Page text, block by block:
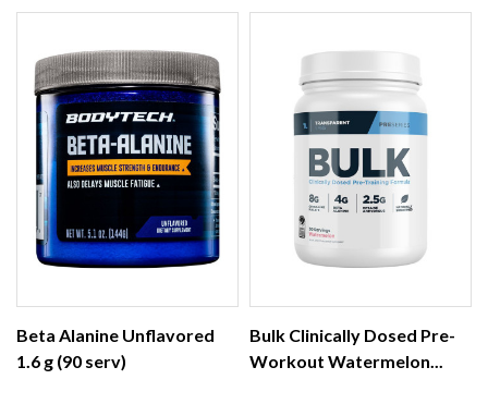
Beta Alanine Unflavored
1.6 g (90 serv)
Bulk Clinically Dosed Pre-
Workout Watermelon...